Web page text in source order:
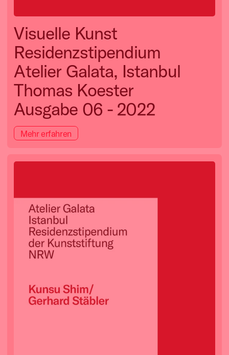
Visuelle Kunst
Residenzstipendium
Atelier Galata, Istanbul
Thomas Koester
Ausgabe 06 - 2022
Mehr erfahren